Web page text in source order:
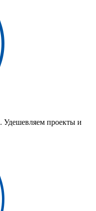
. Удешевляем проекты и